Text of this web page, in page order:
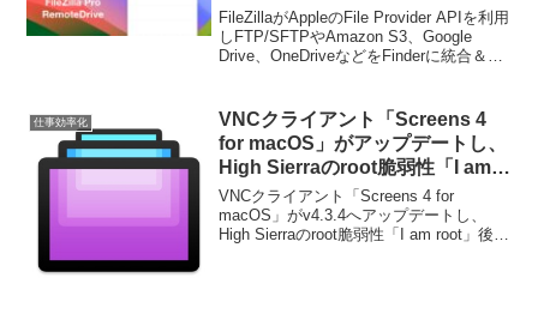
OneDriveなどをFinderに統合＆
管理できるリモートドライブアプ
リ「FileZilla Pro RemoteDrive」
FileZillaがAppleのFile Provider APIを利用
しFTP/SFTPやAmazon S3、Google
Drive、OneDriveなどをFinderに統合＆管
仕事効率化
VNCクライアント「Screens 4
for macOS」がアップデートし、
High Sierraのroot脆弱性「I am
root」後に空のパスワードが保存
できなくなる不具合を修正。
VNCクライアント「Screens 4 for
macOS」がv4.3.4へアップデートし、
High Sierraのroot脆弱性「I am root」後に